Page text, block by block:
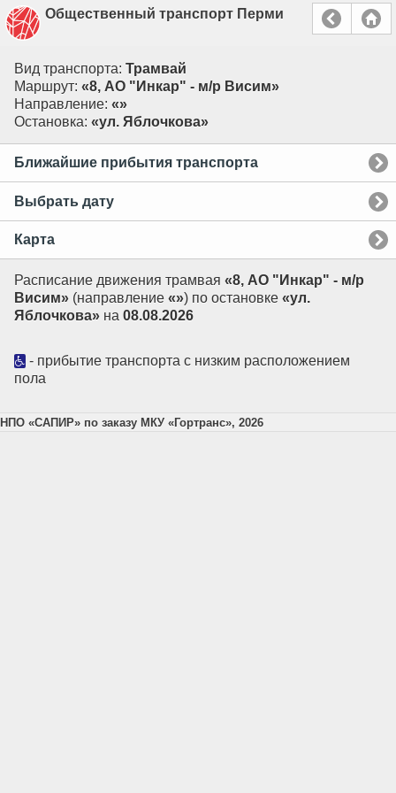
Общественный транспорт Перми
Вид транспорта: Трамвай
Маршрут: «8, АО "Инкар" - м/р Висим»
Направление: «»
Остановка: «ул. Яблочкова»
Ближайшие прибытия транспорта
Выбрать дату
Карта
Расписание движения трамвая «8, АО "Инкар" - м/р
Висим» (направление «») по остановке «ул.
Яблочкова» на 08.08.2026
- прибытие транспорта с низким расположением
пола
НПО «САПИР» по заказу МКУ «Гортранс», 2026